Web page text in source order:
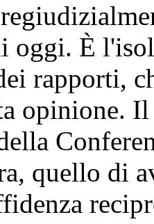
oggi. È
rapporti,
opinione.
quello di